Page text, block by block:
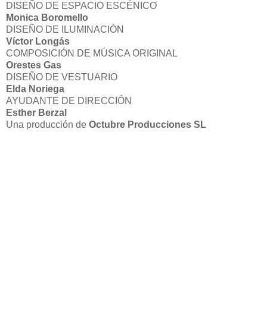
DISEÑO DE ESPACIO ESCÉNICO
Monica Boromello
DISEÑO DE ILUMINACIÓN
Víctor Longás
COMPOSICIÓN DE MÚSICA ORIGINAL
Orestes Gas
DISEÑO DE VESTUARIO
Elda Noriega
AYUDANTE DE DIRECCIÓN
Esther Berzal
Una producción de Octubre Producciones SL